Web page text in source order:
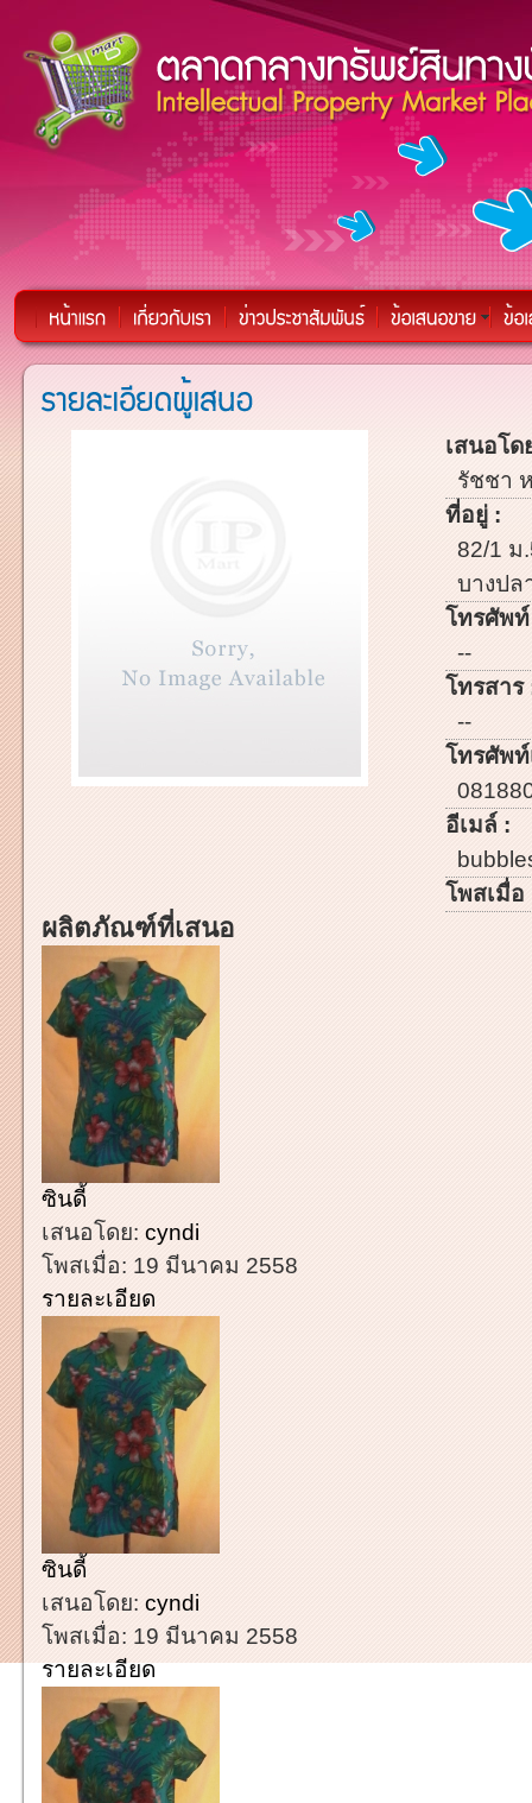
เสนอโด
รัชชา
ที่อยู่ :
82/1 ม
บางปล
โทรศัพ
--
โทรสาร
--
โทรศัพ
อีเมล์ :
โพสเมื่อ
ผลิตภัณฑ์ที่เสนอ
ซินดี้
เสนอโดย: cyndi
โพสเมื่อ: 19 มีนาคม 2558
รายละเอียด
ซินดี้
เสนอโดย: cyndi
โพสเมื่อ: 19 มีนาคม 2558
รายละเอียด